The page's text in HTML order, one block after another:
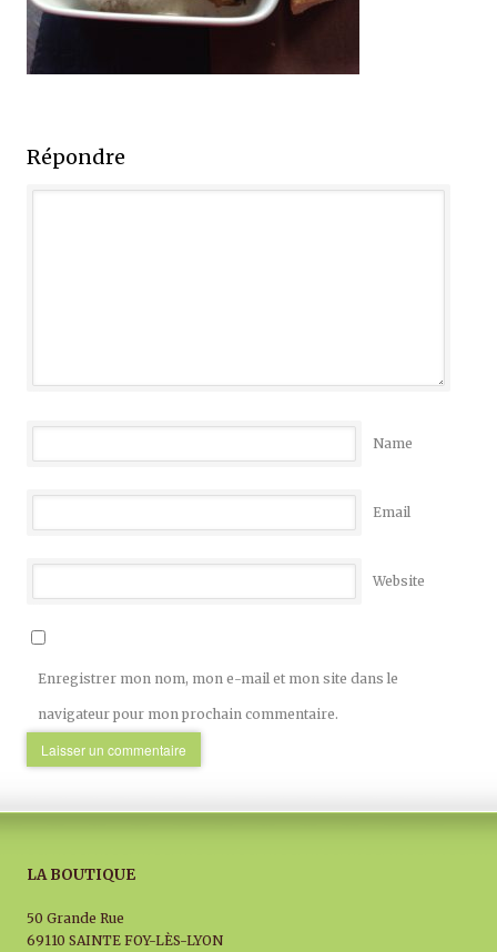
Répondre
Name
Email
Website
Enregistrer mon nom, mon e-mail et mon site dans le
navigateur pour mon prochain commentaire.
LA BOUTIQUE
50 Grande Rue
69110 SAINTE FOY-LÈS-LYON